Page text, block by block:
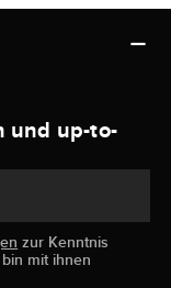
und up-to-
zur Kenntnis
mit ihnen